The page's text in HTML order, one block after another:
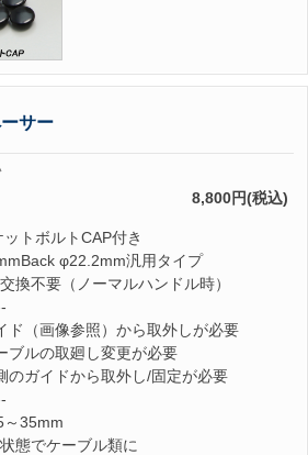
サー
8,800円(税込)
トボルトCAP付き
φ22.2mm汎用タイプ
換不要（ノーマルハンドル時）
（画像参照）から取外しが必要
ルの取廻し変更が必要
ガイドから取外し/固定が必要
～35mm
態でケーブル類に